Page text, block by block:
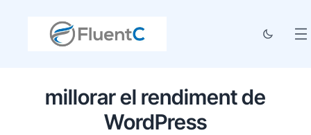
millorar el rendiment de
WordPress